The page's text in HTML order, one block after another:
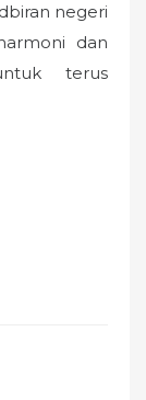
negeri
dan
terus